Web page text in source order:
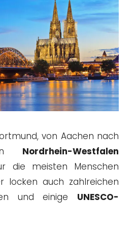
von Aachen nach
In Nordrhein-Westfalen
die meisten Menschen
locken auch zahlreichen
und einige UNESCO-